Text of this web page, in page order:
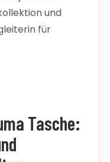
und
für
Tasche: